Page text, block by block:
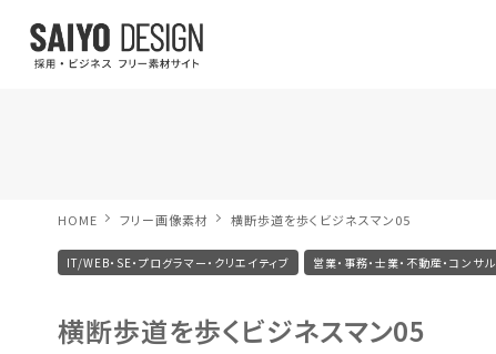
HOME フリー画像素材 横断歩道を歩くビジネスマン05
IT/WEB・SE・プログラマー・クリエイティブ 営業・事務・士業・不動産・コンサル
横断歩道を歩くビジネスマン05